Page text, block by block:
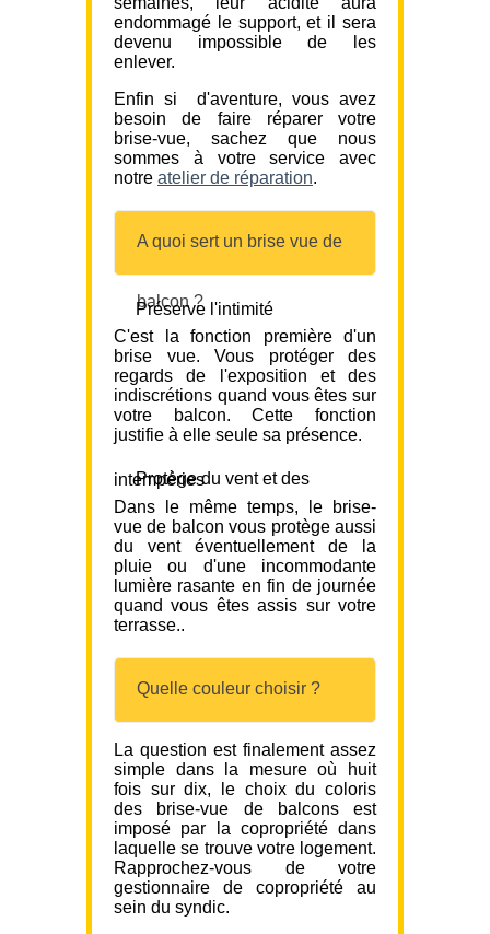
endommagé le support, et il sera
devenu impossible de les
enlever.
Enfin si d'aventure, vous avez
besoin de faire réparer votre
brise-vue, sachez que nous
sommes à votre service avec
notre atelier de réparation.
A quoi sert un brise vue de
balcon ?
Préserve l'intimité
C'est la fonction première d'un
brise vue. Vous protéger des
regards de l'exposition et des
indiscrétions quand vous êtes sur
votre balcon. Cette fonction
justifie à elle seule sa présence.
Protège du vent et des intempéries
Dans le même temps, le brise-
vue de balcon vous protège aussi
du vent éventuellement de la
pluie ou d'une incommodante
lumière rasante en fin de journée
quand vous êtes assis sur votre
terrasse..
Quelle couleur choisir ?
La question est finalement assez
simple dans la mesure où huit
fois sur dix, le choix du coloris
des brise-vue de balcons est
imposé par la copropriété dans
laquelle se trouve votre logement.
Rapprochez-vous de votre
gestionnaire de copropriété au
sein du syndic.